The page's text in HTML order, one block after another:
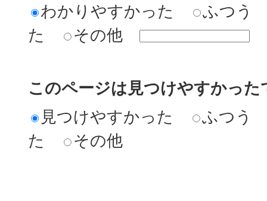
わかりやすかった
ふつう
た
その他
このページは見つけやすかった
見つけやすかった
ふつう
た
その他